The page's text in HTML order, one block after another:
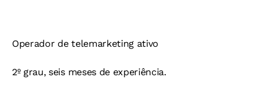
Operador de telemarketing ativo
2º grau, seis meses de experiência.